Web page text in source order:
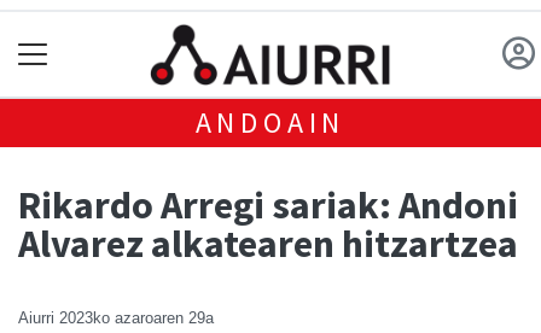
ANDOAIN
Rikardo Arregi sariak: Andoni
Alvarez alkatearen hitzartzea
Aiurri 2023ko azaroaren 29a